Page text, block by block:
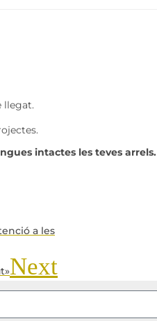
llegat.
intactes les teves arrels.
a les
Next